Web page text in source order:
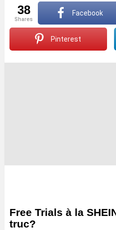
38
shares
Facebook
Pinterest
Free Trials à la
truc?